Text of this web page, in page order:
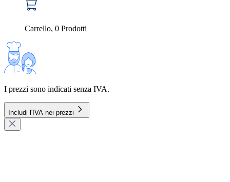
Carrello, 0 Prodotti
I prezzi sono indicati senza IVA.
Includi l'IVA nei prezzi